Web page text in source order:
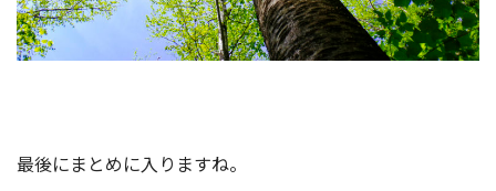
最後にまとめに入りますね。